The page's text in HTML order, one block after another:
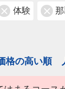
体験
格の高い順